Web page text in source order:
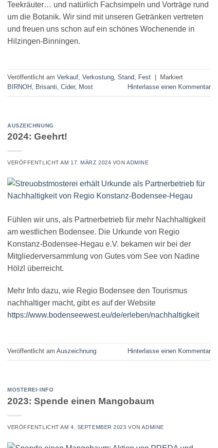
Teekräuter… und natürlich Fachsimpeln und Vorträge rund
um die Botanik. Wir sind mit unseren Getränken vertreten
und freuen uns schon auf ein schönes Wochenende in
Hilzingen-Binningen.
Veröffentlicht am Verkauf, Verkostung, Stand, Fest
Markiert
BIRNOH , Brisanti, Cider, Most Hinterlasse einen Kommentar
AUSZEICHNUNG
2024: Geehrt!
VERÖFFENTLICHT AM 17. MÄRZ 2024 VONADMINE
Fühlen wir uns, als Partnerbetrieb für mehr Nachhaltigkeit
am westlichen Bodensee. Die Urkunde von Regio
Konstanz-Bodensee-Hegau e.V. bekamen wir bei der
Mitgliederversammlung von Gutes vom See von Nadine
Hölzl überreicht.
Mehr Info dazu, wie Regio Bodensee den Tourismus
nachhaltiger macht, gibt es auf der Website
https://www.bodenseewest.eu/de/erleben/nachhaltigkeit
Veröffentlicht am Auszeichnung Hinterlasse einen Kommentar
MOSTEREI-INFO
2023: Spende einen Mangobaum
VERÖFFENTLICHT AM4. SEPTEMBER 2023 VONADMINE